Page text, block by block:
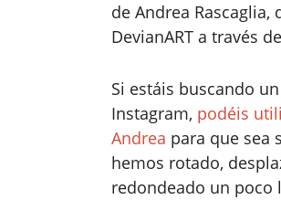
de Andrea
DevianART a través de
Si estáis buscando
Instagram, podéis
Andrea para que sea
hemos rotado,
redondeado un poco